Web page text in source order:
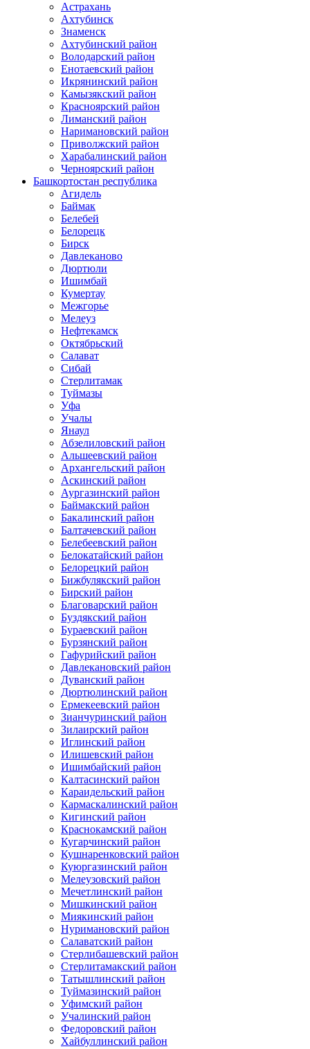
Астрахань
Ахтубинск
Знаменск
Ахтубинский район
Володарский район
Енотаевский район
Икрянинский район
Камызякский район
Красноярский район
Лиманский район
Наримановский район
Приволжский район
Харабалинский район
Черноярский район
Башкортостан республика
Агидель
Баймак
Белебей
Белорецк
Бирск
Давлеканово
Дюртюли
Ишимбай
Кумертау
Межгорье
Мелеуз
Нефтекамск
Октябрьский
Салават
Сибай
Стерлитамак
Туймазы
Уфа
Учалы
Янаул
Абзелиловский район
Альшеевский район
Архангельский район
Аскинский район
Аургазинский район
Баймакский район
Бакалинский район
Балтачевский район
Белебеевский район
Белокатайский район
Белорецкий район
Бижбулякский район
Бирский район
Благоварский район
Буздякский район
Бураевский район
Бурзянский район
Гафурийский район
Давлекановский район
Дуванский район
Дюртюлинский район
Ермекеевский район
Зианчуринский район
Зилаирский район
Иглинский район
Илишевский район
Ишимбайский район
Калтасинский район
Караидельский район
Кармаскалинский район
Кигинский район
Краснокамский район
Кугарчинский район
Кушнаренковский район
Куюргазинский район
Мелеузовский район
Мечетлинский район
Мишкинский район
Миякинский район
Нуримановский район
Салаватский район
Стерлибашевский район
Стерлитамакский район
Татышлинский район
Туймазинский район
Уфимский район
Учалинский район
Федоровский район
Хайбуллинский район